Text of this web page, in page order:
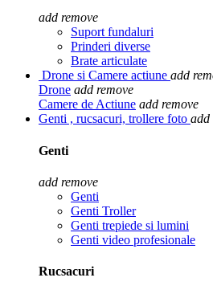
add remove
Suport fundaluri
Prinderi diverse
Brate articulate
Drone si Camere actiune add
Drone add remove
Camere de Actiune add remove
Genti , rucsacuri, trollere foto add
Genti
add remove
Genti
Genti Troller
Genti trepiede si lumini
Genti video profesionale
Rucsacuri